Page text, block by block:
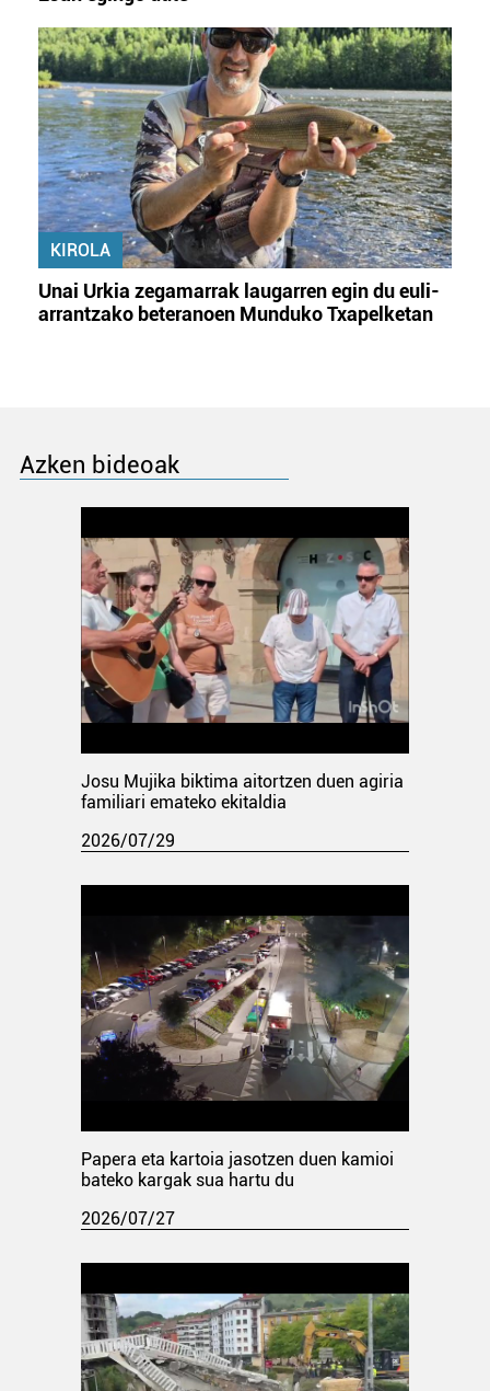
KIROLA
Unai Urkia zegamarrak laugarren egin du euli-
arrantzako beteranoen Munduko Txapelketan
Azken bideoak
Josu Mujika biktima aitortzen duen agiria
familiari emateko ekitaldia
2026/07/29
Papera eta kartoia jasotzen duen kamioi
bateko kargak sua hartu du
2026/07/27